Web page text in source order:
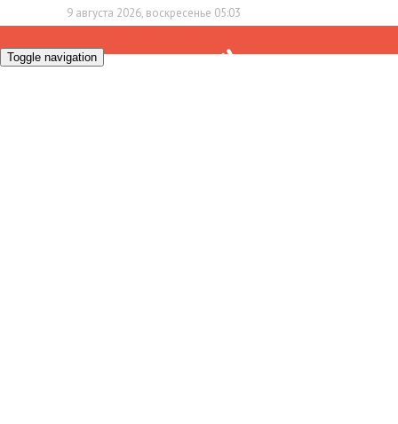
9 августа 2026, воскресенье 05:03
Toggle navigation